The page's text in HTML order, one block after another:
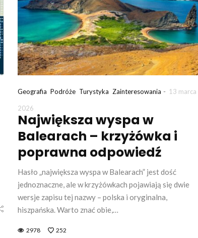
Geografia Podróże Turystyka Zainteresowania - 13 marca
2026
Największa wyspa w
Balearach – krzyżówka i
poprawna odpowiedź
Hasło „największa wyspa w Balearach” jest dość
jednoznaczne, ale w krzyżówkach pojawiają się dwie
wersje zapisu tej nazwy – polska i oryginalna,
hiszpańska. Warto znać obie,…
2978 252